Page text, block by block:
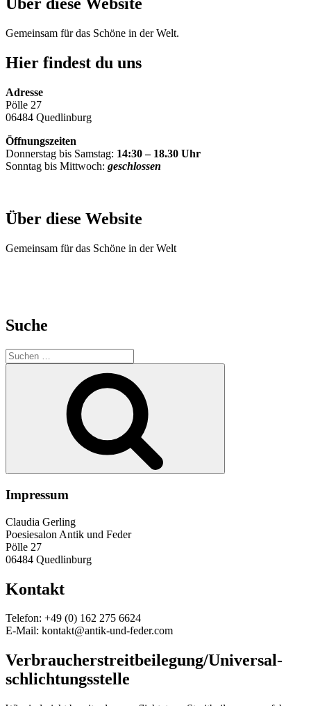
Gemeinsam für das Schöne in der Welt.
Hier findest du uns
Adresse
Pölle 27
06484 Quedlinburg
Öffnungszeiten
Donnerstag bis Samstag: 14:30 – 18.30 Uhr
Sonntag bis Mittwoch: geschlossen
Über diese Website
Gemeinsam für das Schöne in der Welt
Suche
Suche
nach:
Impressum
Claudia Gerling
Poesiesalon Antik und Feder
Pölle 27
06484 Quedlinburg
Kontakt
Telefon: +49 (0) 162 275 6624
E-Mail: kontakt@antik-und-feder.com
Verbraucher­streit­beilegung/Universal­
schlichtungs­stelle